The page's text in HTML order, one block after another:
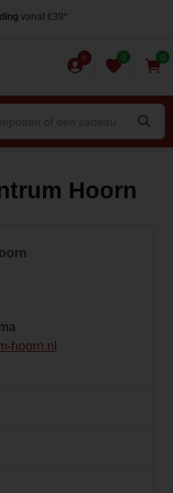
vanaf €39*
0 0
Hoorn
hoorn.nl